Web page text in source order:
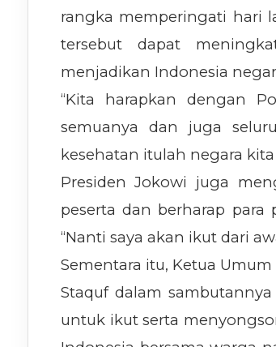
rangka memperingati hari
tersebut dapat
menjadikan Indonesia
“Kita harapkan dengan
semuanya dan juga
kesehatan itulah negara
Presiden Jokowi juga
peserta dan berharap
“Nanti saya akan ikut dari
Sementara itu, Ketua Umum
Staquf dalam
untuk ikut serta